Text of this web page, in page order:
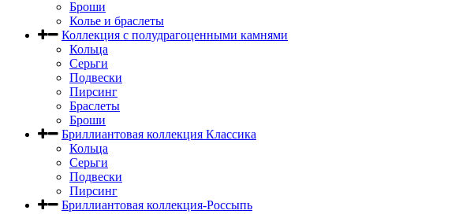
Броши
Колье и браслеты
Коллекция с полудрагоценными камнями
Кольца
Серьги
Подвески
Пирсинг
Браслеты
Броши
Бриллиантовая коллекция Классика
Кольца
Серьги
Подвески
Пирсинг
Бриллиантовая коллекция-Россыпь